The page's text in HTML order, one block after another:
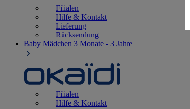
Filialen
Hilfe & Kontakt
Lieferung
Rücksendung
Baby Mädchen 3 Monate - 3 Jahre
Filialen
Hilfe & Kontakt